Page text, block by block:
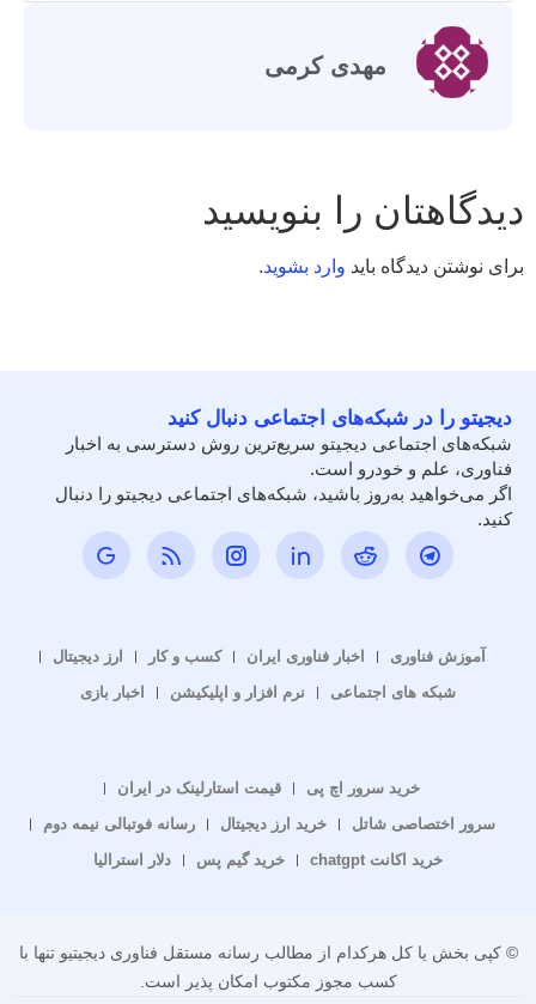
مهدی کرمی
دیدگاهتان را بنویسید
برای نوشتن دیدگاه باید وارد بشوید.
دیجیتو را در شبکه‌های اجتماعی دنبال کنید
شبکه‌های اجتماعی دیجیتو سریع‌ترین روش دسترسی به اخبار
فناوری، علم و خودرو است.
اگر می‌خواهید به‌روز باشید، شبکه‌های اجتماعی دیجیتو را دنبال
کنید.
آموزش فناوری اخبار فناوری ایران کسب و کار
ارز دیجیتال
شبکه های اجتماعی
نرم افزار و اپلیکیشن اخبار بازی
خرید سرور اچ پی
قیمت استارلینک در ایران
سرور اختصاصی شاتل
خرید ارز دیجیتال
رسانه فوتبالی نیمه دوم
خرید اکانت chatgpt
خرید گیم پس دلار استرالیا
© کپی بخش یا کل هرکدام از مطالب رسانه مستقل فناوری دیجیتیو تنها با
کسب مجوز مکتوب امکان پذیر است.